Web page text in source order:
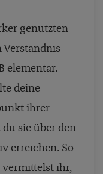
genutzten
Verständnis
elementar.
deine
ihrer
sie über den
erreichen. So
ihr,